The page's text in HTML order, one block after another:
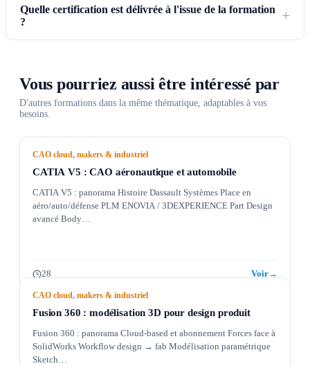
Quelle certification est délivrée à l'issue de la formation
?
Vous pourriez aussi être intéressé par
D'autres formations dans la même thématique, adaptables à vos
besoins.
CAO cloud, makers & industriel
CATIA V5 : CAO aéronautique et automobile
CATIA V5 : panorama Histoire Dassault Systèmes Place en
aéro/auto/défense PLM ENOVIA / 3DEXPERIENCE Part Design
avancé Body…
28 Voir→
CAO cloud, makers & industriel
Fusion 360 : modélisation 3D pour design produit
Fusion 360 : panorama Cloud-based et abonnement Forces face à
SolidWorks Workflow design → fab Modélisation paramétrique
Sketch…